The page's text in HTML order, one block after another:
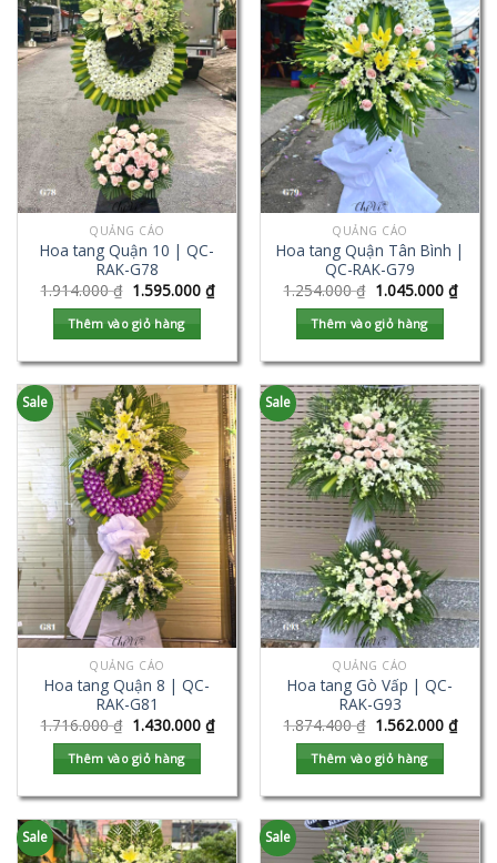
QUẢNG CÁO
Hoa tang Quận 10 | QC-
RAK-G78
1.914.000₫ 1.595.000 ₫
Thêm vào giỏ hàng
QUẢNG CÁO
Hoa tang Quận Tân Bình |
QC-RAK-G79
1.254.000₫ 1.045.000 ₫
Thêm vào giỏ hàng
Sale
QUẢNG CÁO
Hoa tang Quận 8 | QC-
RAK-G81
1.716.000₫ 1.430.000 ₫
Thêm vào giỏ hàng
Sale
QUẢNG CÁO
Hoa tang Gò Vấp | QC-
RAK-G93
1.874.400₫ 1.562.000 ₫
Thêm vào giỏ hàng
Sale Sale